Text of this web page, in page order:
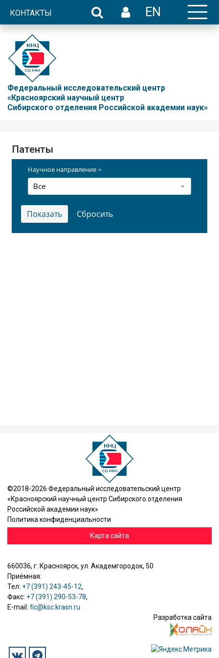
КОНТАКТЫ EN
Федеральный исследовательский центр
«Красноярский научный центр
Сибирского отделения Российской академии наук»
Патенты
Научное направление
Все
©2018-2026 Федеральный исследовательский центр
«Красноярский научный центр Сибирского отделения
Российской академии наук»
Политика конфиденциальности
Карта сайта
660036, г. Красноярск, ул. Академгородок, 50
Приёмная:
Тел: +7 (391) 243-45-12,
Факс: +7 (391) 290-53-78,
E-mail: fic@ksc.krasn.ru
Разработка сайта